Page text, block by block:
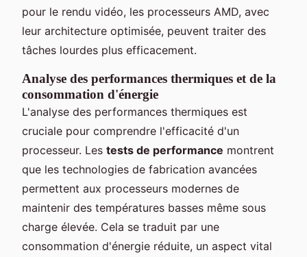
pour le rendu vidéo, les processeurs AMD, avec
leur architecture optimisée, peuvent traiter des
tâches lourdes plus efficacement.
Analyse des performances thermiques et de la
consommation d'énergie
L'analyse des performances thermiques est
cruciale pour comprendre l'efficacité d'un
processeur. Les tests de performance montrent
que les technologies de fabrication avancées
permettent aux processeurs modernes de
maintenir des températures basses même sous
charge élevée. Cela se traduit par une
consommation d'énergie réduite, un aspect vital